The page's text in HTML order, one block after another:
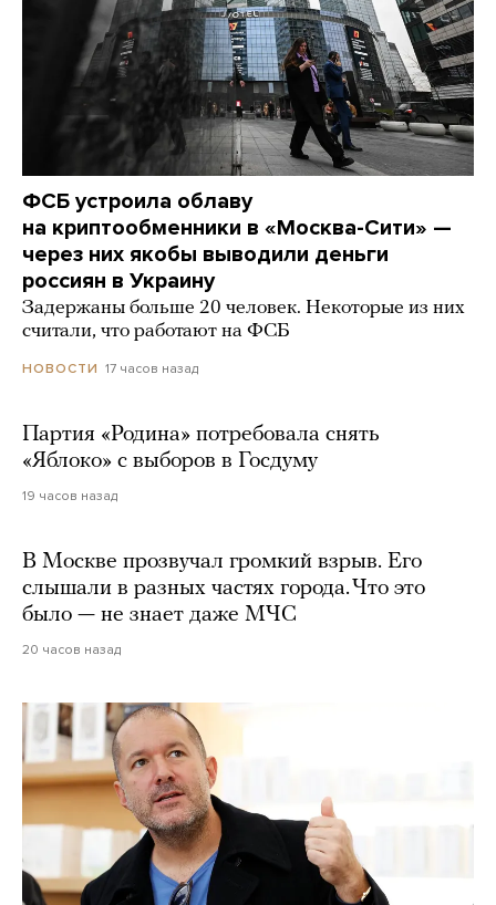
ФСБ устроила облаву
на криптообменники в «Москва-Сити» —
через них якобы выводили деньги
россиян в Украину
Задержаны больше 20 человек. Некоторые из них
считали, что работают на ФСБ
НОВОСТИ 17 часов назад
Партия «Родина» потребовала снять
«Яблоко» с выборов в Госдуму
19 часов назад
В Москве прозвучал громкий взрыв. Его
слышали в разных частях города. Что это
было — не знает даже МЧС
20 часов назад